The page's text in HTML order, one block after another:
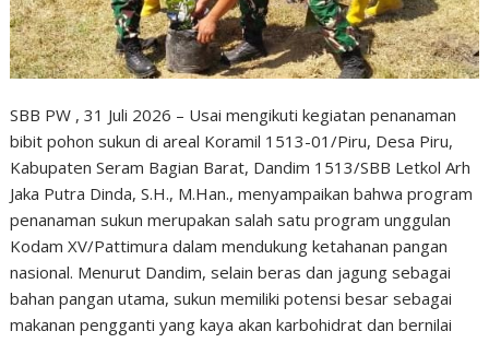
SBB PW , 31 Juli 2026 – Usai mengikuti kegiatan penanaman
bibit pohon sukun di areal Koramil 1513-01/Piru, Desa Piru,
Kabupaten Seram Bagian Barat, Dandim 1513/SBB Letkol Arh
Jaka Putra Dinda, S.H., M.Han., menyampaikan bahwa program
penanaman sukun merupakan salah satu program unggulan
Kodam XV/Pattimura dalam mendukung ketahanan pangan
nasional. Menurut Dandim, selain beras dan jagung sebagai
bahan pangan utama, sukun memiliki potensi besar sebagai
makanan pengganti yang kaya akan karbohidrat dan bernilai